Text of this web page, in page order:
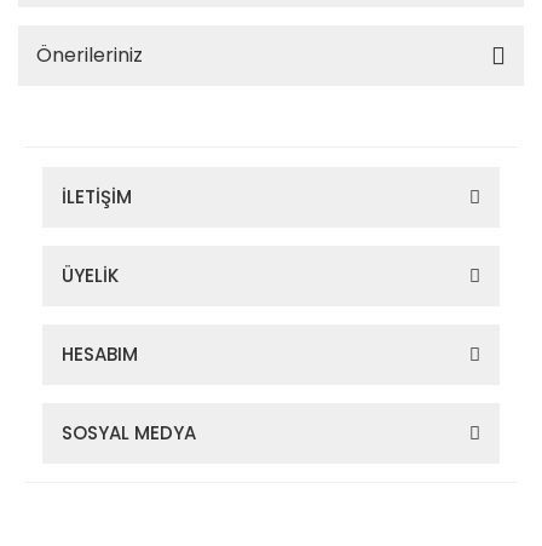
Önerileriniz
İLETİŞİM
ÜYELİK
HESABIM
SOSYAL MEDYA